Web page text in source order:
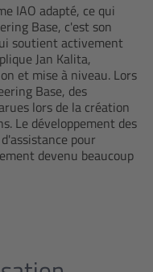
IAO adapté, ce qui
Base, c'est son
soutient activement
Jan Kalita,
et mise à niveau. Lors
Base, des
lors de la création
Le développement des
pour
devenu beaucoup